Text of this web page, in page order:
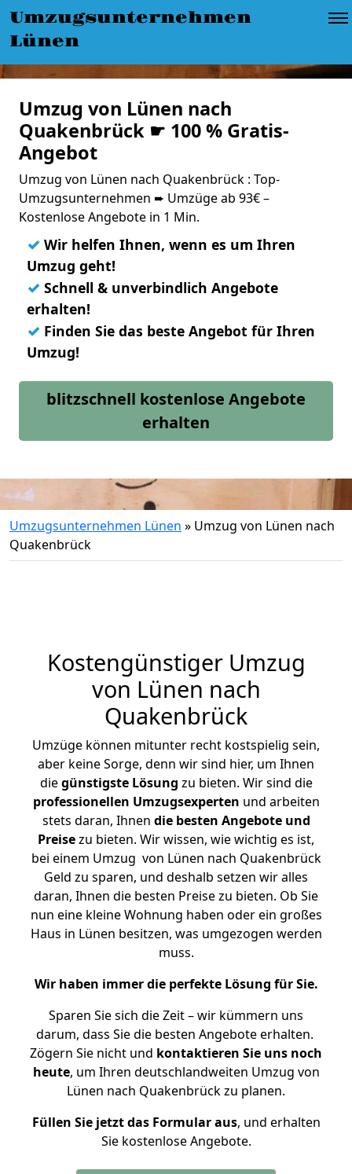
Umzugsunternehmen
Lünen
Umzug von Lünen nach
Quakenbrück ☛ 100 % Gratis-
Angebot
Umzug von Lünen nach Quakenbrück : Top-
Umzugsunternehmen ➨ Umzüge ab 93€ –
Kostenlose Angebote in 1 Min.
✓ Wir helfen Ihnen, wenn es um Ihren
Umzug geht!
✓ Schnell & unverbindlich Angebote
erhalten!
✓ Finden Sie das beste Angebot für Ihren
Umzug!
blitzschnell kostenlose Angebote
erhalten
Umzugsunternehmen Lünen » Umzug von Lünen nach
Quakenbrück
Kostengünstiger Umzug
von Lünen nach
Quakenbrück
Umzüge können mitunter recht kostspielig sein,
aber keine Sorge, denn wir sind hier, um Ihnen
diegünstigste Lösung zu bieten. Wir sind die
professionellen Umzugsexperten und arbeiten
stets daran, Ihnen die besten Angebote und
Preisezu bieten. Wir wissen, wie wichtig es ist,
bei einem Umzug von Lünen nach Quakenbrück
Geld zu sparen, und deshalb setzen wir alles
daran, Ihnen die besten Preise zu bieten. Ob Sie
nun eine kleine Wohnung haben oder ein großes
Haus in Lünen besitzen, was umgezogen werden
muss.
Wir haben immer die perfekte Lösung für Sie.
Sparen Sie sich die Zeit – wir kümmern uns
darum, dass Sie die besten Angebote erhalten.
Zögern Sie nicht und kontaktieren Sie uns noch
heute, um Ihren deutschlandweiten Umzug von
Lünen nach Quakenbrück zu planen.
Füllen Sie jetzt das Formular aus, und erhalten
Sie kostenlose Angebote.